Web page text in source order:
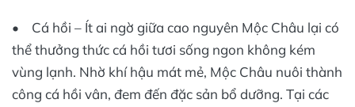
• Cá hồi – Ít ai ngờ giữa cao nguyên Mộc Châu lại có
thể thưởng thức cá hồi tươi sống ngon không kém
vùng lạnh. Nhờ khí hậu mát mẻ, Mộc Châu nuôi thành
công cá hồi vân, đem đến đặc sản bổ dưỡng. Tại các